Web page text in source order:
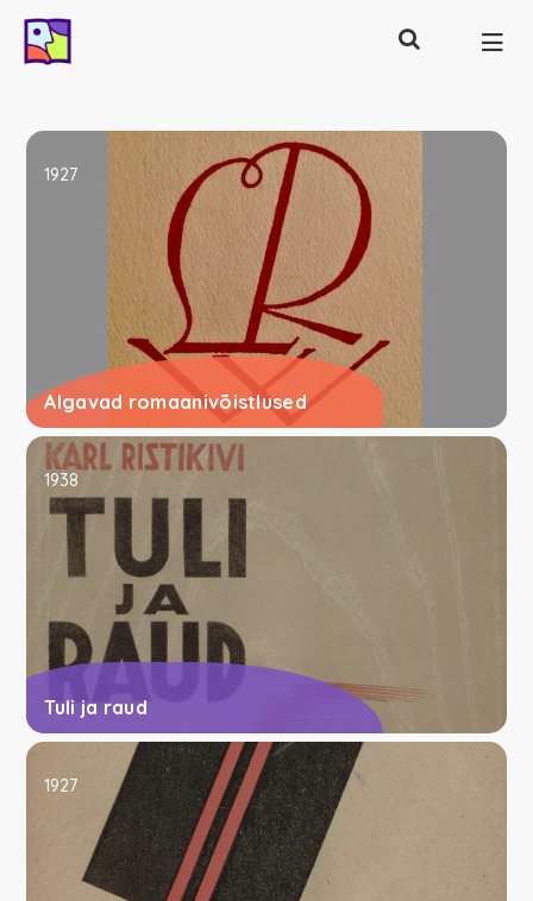
Otsing
Algavad romaanivõistlused
1927
Tuli ja raud
1938
1927